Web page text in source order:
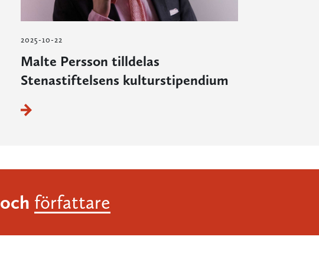
2025-10-22
Malte Persson tilldelas
Stenastiftelsens kulturstipendium
och författare